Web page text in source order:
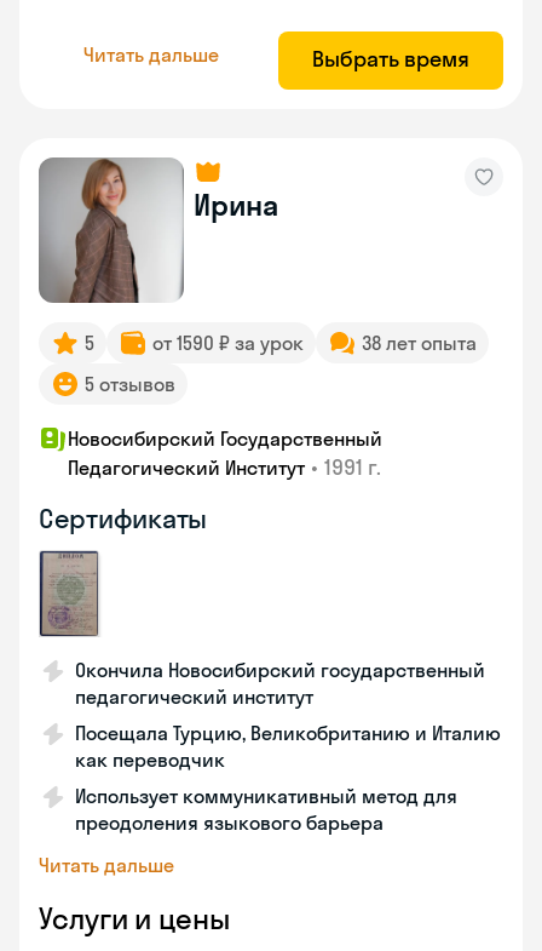
Читать дальше Выбрать время
Ирина
5 от 1590 ₽ за урок
38 лет опыта
5 отзывов
Новосибирский Государственный
Педагогический Институт • 1991 г.
Сертификаты
Окончила Новосибирский государственный
педагогический институт
Посещала Турцию, Великобританию и Италию
как переводчик
Использует коммуникативный метод для
преодоления языкового барьера
Читать дальше
Услуги и цены